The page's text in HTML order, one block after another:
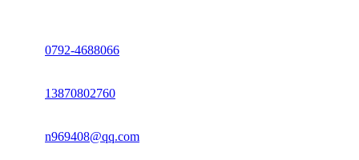
0792-4688066
13870802760
n969408@qq.com